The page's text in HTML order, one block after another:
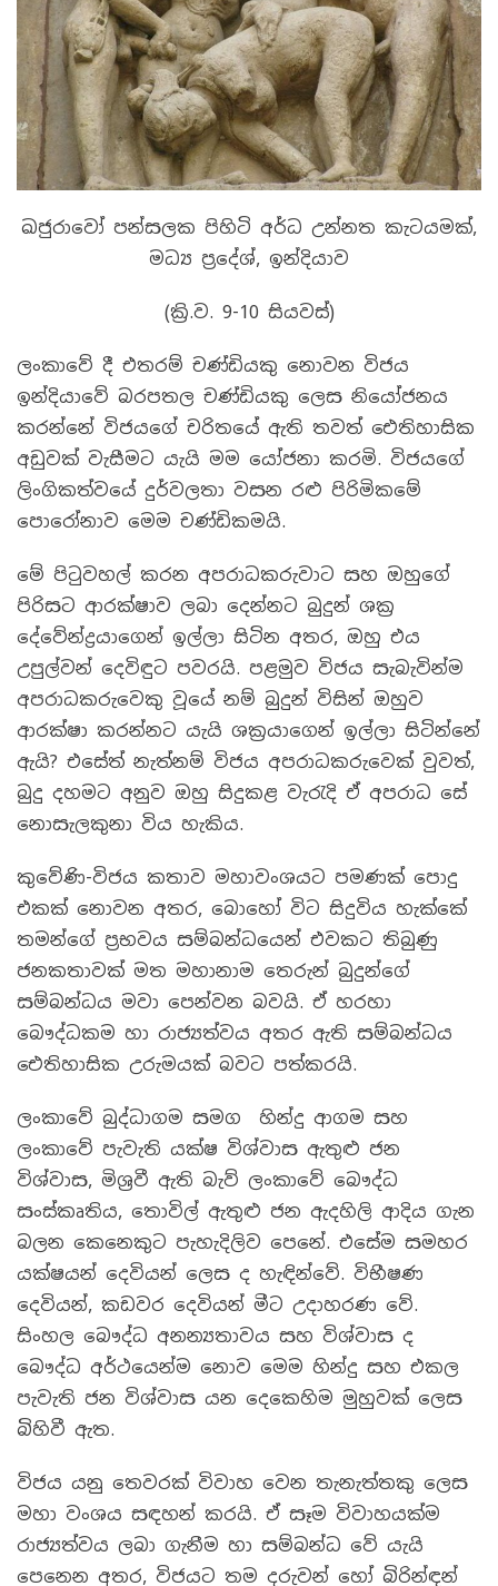
ඛජුරාවෝ පන්සලක පිහිටි අර්ධ උන්නත කැටයමක්,
මධ්‍ය ප්‍රදේශ්, ඉන්දියාව
(ක්‍රි.ව. 9-10 සියවස්)
ලංකාවේ දී එතරම් චණ්ඩියකු නොවන විජය
ඉන්දියාවේ බරපතල චණ්ඩියකු ලෙස නියෝජනය
කරන්නේ විජයගේ චරිතයේ ඇති තවත් ඓතිහාසික
අඩුවක් වැසීමට යැයි මම යෝජනා කරමි. විජයගේ
ලිංගිකත්වයේ දුර්වලතා වසන රළු පිරිමිකමේ
පොරෝනාව මෙම චණ්ඩිකමයි.
මේ පිටුවහල් කරන අපරාධකරුවාට සහ ඔහුගේ
පිරිසට ආරක්ෂාව ලබා දෙන්නට බුදුන් ශක්‍ර
දේවේන්ද්‍රයාගෙන් ඉල්ලා සිටින අතර, ඔහු එය
උපුල්වන් දෙවිඳුට පවරයි. පළමුව විජය සැබැවින්ම
අපරාධකරුවෙකු වූයේ නම් බුදුන් විසින් ඔහුව
ආරක්ෂා කරන්නට යැයි ශක්‍රයාගෙන් ඉල්ලා සිටින්නේ
ඇයි? එසේත් නැත්නම් විජය අපරාධකරුවෙක් වුවත්,
බුදු දහමට අනුව ඔහු සිදුකළ වැරැදි ඒ අපරාධ සේ
නොසැලකුනා විය හැකිය.
කුවේණි-විජය කතාව මහාවංශයට පමණක් පොදු
එකක් නොවන අතර, බොහෝ විට සිදුවිය හැක්කේ
තමන්ගේ ප්‍රභවය සම්බන්ධයෙන් එවකට තිබුණු
ජනකතාවක් මත මහානාම තෙරුන් බුදුන්ගේ
සම්බන්ධය මවා පෙන්වන බවයි. ඒ හරහා
බෞද්ධකම හා රාජ්‍යත්වය අතර ඇති සම්බන්ධය
ඓතිහාසික උරුමයක් බවට පත්කරයි.
ලංකාවේ බුද්ධාගම සමග හින්දු ආගම සහ
ලංකාවේ පැවැති යක්ෂ විශ්වාස ඇතුළු ජන
විශ්වාස, මිශ්‍රවී ඇති බැව් ලංකාවේ බෞද්ධ
සංස්කෘතිය, තොවිල් ඇතුළු ජන ඇදහිලි ආදිය ගැන
බලන කෙනෙකුට පැහැදිලිව පෙනේ. එසේම සමහර
යක්ෂයන් දෙවියන් ලෙස ද හැඳින්වේ. විභීෂණ
දෙවියන්, කඩවර දෙවියන් මීට උදාහරණ වේ.
සිංහල බෞද්ධ අනන්‍යතාවය සහ විශ්වාස ද
බෞද්ධ අර්ථයෙන්ම නොව මෙම හින්දු සහ එකල
පැවැති ජන විශ්වාස යන දෙකෙහිම මුහුවක් ලෙස
බිහිවී ඇත.
විජය යනු තෙවරක් විවාහ වෙන තැනැත්තකු ලෙස
මහා වංශය සඳහන් කරයි. ඒ සෑම විවාහයක්ම
රාජ්‍යත්වය ලබා ගැනීම හා සම්බන්ධ වේ යැයි
පෙනෙන අතර, විජයට තම දරුවන් හෝ බිරින්ඳන්